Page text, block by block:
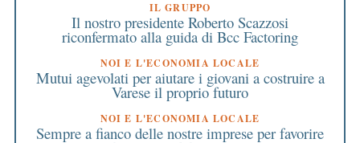
IL GRUPPO
Il nostro presidente Roberto Scazzosi
riconfermato alla guida di Bcc Factoring
NOI E L'ECONOMIA LOCALE
Mutui agevolati per aiutare i giovani a costruire a
Varese il proprio futuro
NOI E L'ECONOMIA LOCALE
Sempre a fianco delle nostre imprese per favorire